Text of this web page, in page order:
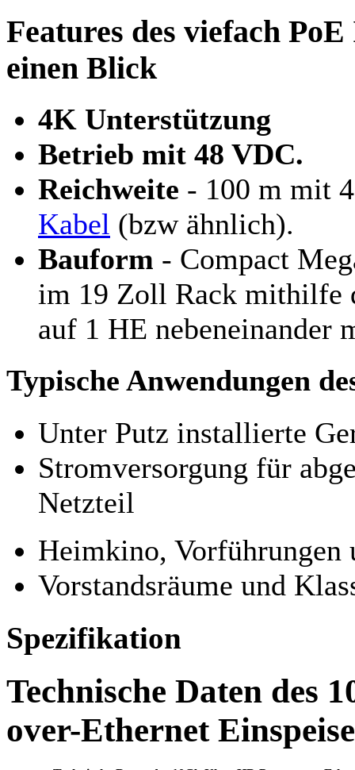
Features des viefach
einen Blick
4K Unterstützung
Betrieb mit 48 VDC.
Reichweite - 100 m mit
Kabel (bzw ähnlich).
Bauform - Compact
im 19 Zoll Rack mithilfe
auf 1 HE nebeneinander
Typische Anwendungen
Unter Putz installierte
Stromversorgung für
Netzteil
Heimkino,
Vorstandsräume und
Spezifikation
Technische Daten des
over-Ethernet